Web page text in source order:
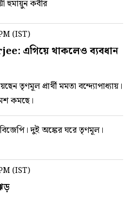
হুমায়ুন কবীর
(IST)
এগিয়ে থাকলেও ব্যবধান
তৃণমূল প্রার্থী মমতা বন্দ্যোপাধ্যায়।
কমছে।
দুই অঙ্কের ঘরে তৃণমূল।
(IST)